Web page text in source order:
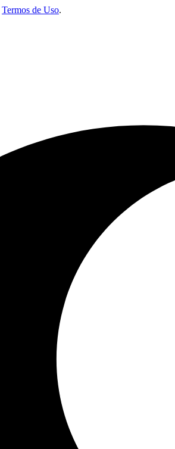
Termos de Uso.